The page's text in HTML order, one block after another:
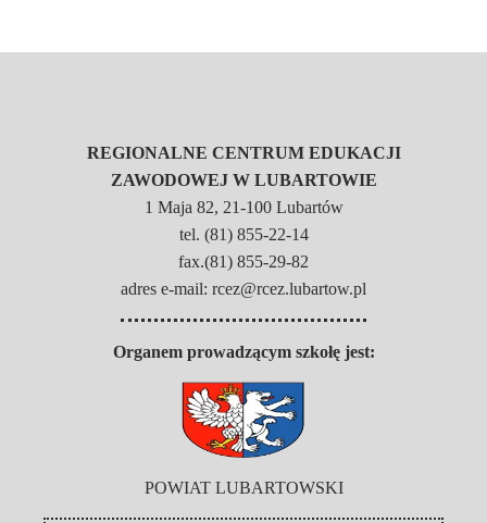
REGIONALNE CENTRUM EDUKACJI
ZAWODOWEJ W LUBARTOWIE
1 Maja 82, 21-100 Lubartów
tel. (81) 855-22-14
fax.(81) 855-29-82
adres e-mail: rcez@rcez.lubartow.pl
Organem prowadzącym szkołę jest:
POWIAT LUBARTOWSKI